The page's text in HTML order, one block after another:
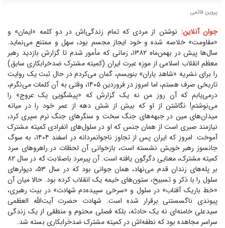
پروین قائمی
جوان آنلاین: نوشتن از مردی که تمام زندگی‌اش در دو کلمه «ایمان» و
«مقاومت» خلاصه شده و خود ایجاز مجسم بود، سهل و ممتنع می‌نماید.
سال‌ها پیش در بهمن‌ماه ۱۳۸۲، زمانی که مأمور شدم تا گزارش بازدید رهبر
معظم انقلاب اسلامی از موزه عبرت ایران (کمیته مشترک ضدخرابکاری سابق)
را برای نشریه «شاهد یاران» بنویسم، گمان می‌کردم در حال ثبت یک روایت
تاریخی صرف هستم، اما امروز در فروردین ۱۴۰۵، وقتی به آن کلمات می‌نگرم،
درمی‌یابم که آن روز من نه یک گزارش که «پیشگویی یک عروج» را
می‌نوشتم! نگاشتن از او که بیش از شش دهه از عمر خود را در میانه
میدان‌های مین در جبهه‌های جنگ سخت و سنگر‌های جنگ نرم سپری کرد،
نیازمند صبری است از همان جنس که او در سلول‌های انفرادی کمیته مشترک
آموخت. امروز که ایران پس از تجاوز ناجوانمردانه در اسفند ۱۴۰۴، به سوگ
جانسوز رهبر خویش نشسته است، بازخوانی آن لحظات در راهرو‌های سرد
کمیته مشترک، معنایی دگرگون یافته است. آن پیرمرد باصلابت که در سال ۸۲
بر پله‌های زندان قدم می‌نهاد، همان جوانی بود که در سال ۵۳، دیوار‌های
سلول را با ذکر و تسبیح، ستون‌های خیمه یک انقلاب کرده بود. حالا میان آن
«خط باریک آفتاب» در سلول و «سرخی سپیده‌دم شهادت» در بیت رهبری،
پیوندی ناگسستنی برقرار شده است. شهادت حضرت آیت‌الله العظمی
سیدعلی خامنه‌ای نه یک حادثه، بلکه فصلی محتوم و منطقی از یک زندگی
سراسر مجاهده بود که نطفه‌اش در کمیته مشترک ضدخرابکاری بسته شد.